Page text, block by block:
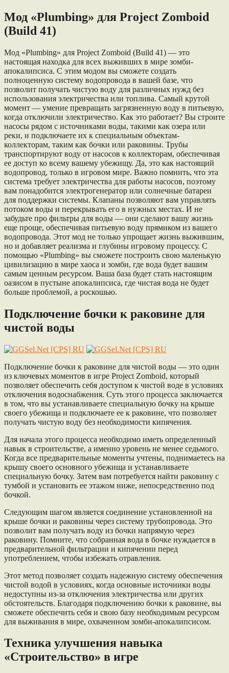
Мод «Plumbing» для Project Zomboid
(Build 41)
Мод «Plumbing» для Project Zomboid (Build 41) — это
настоящая находка для всех выживших в мире зомби-
апокалипсиса. С этим модом вы сможете создать
полноценную систему водопровода в вашей базе, что
позволит получать чистую воду для различных нужд без
использования электричества или топлива. Самый крутой
момент — умение превращать загрязненную воду в питьевую,
когда отключили электричество. Как это работает? Вы строите
насосы рядом с источниками воды, такими как озера или
реки, и подключаете их к специальным объектам-
коллекторам, таким как бочки или раковины. Трубы
транспортируют воду от насосов к коллекторам, обеспечивая
ее доступ ко всему вашему убежищу. Да, это как настоящий
водопровод, только в игровом мире. Важно помнить, что эта
система требует электричества для работы насосов, поэтому
вам понадобится электрогенератор или солнечные батареи
для поддержки системы. Клапаны позволяют вам управлять
потоком воды и перекрывать его в нужных местах. И не
забудьте про фильтры для воды — они сделают вашу жизнь
еще проще, обеспечивая питьевую воду прямиком из вашего
водопровода. Этот мод не только упрощает жизнь выжившим,
но и добавляет реализма и глубины игровому процессу. С
помощью «Plumbing» вы сможете построить свою маленькую
цивилизацию в мире хаоса и зомби, где вода будет вашим
самым ценным ресурсом. Ваша база будет стать настоящим
оазисом в пустыне апокалипсиса, где чистая вода не будет
больше проблемой, а роскошью.
Подключение бочки к раковине для
чистой воды
Подключение бочки к раковине для чистой воды — это один
из ключевых моментов в игре Project Zomboid, который
позволяет обеспечить себя доступом к чистой воде в условиях
отключения водоснабжения. Суть этого процесса заключается
в том, что вы устанавливаете специальную бочку на крыше
своего убежища и подключаете ее к раковине, что позволяет
получать чистую воду без необходимости кипячения.
Для начала этого процесса необходимо иметь определенный
навык в строительстве, а именно уровень не менее седьмого.
Когда все предварительные моменты учтены, поднимаетесь на
крышу своего основного убежища и устанавливаете
специальную бочку. Затем вам потребуется найти раковину с
тумбой и установить ее этажом ниже, непосредственно под
бочкой.
Следующим шагом является соединение установленной на
крыше бочки и раковины через систему трубопровода. Это
позволит вам получать воду из бочки напрямую через
раковину. Помните, что собранная вода в бочке нуждается в
предварительной фильтрации и кипячении перед
употреблением, чтобы избежать отравления.
Этот метод позволяет создать надежную систему обеспечения
чистой водой в условиях, когда основные источники воды
недоступны из-за отключения электричества или других
обстоятельств. Благодаря подключению бочки к раковине, вы
сможете обеспечить себя и свою базу необходимым ресурсом
для выживания в мире, охваченном зомби-апокалипсисом.
Техника улучшения навыка
«Строительство» в игре